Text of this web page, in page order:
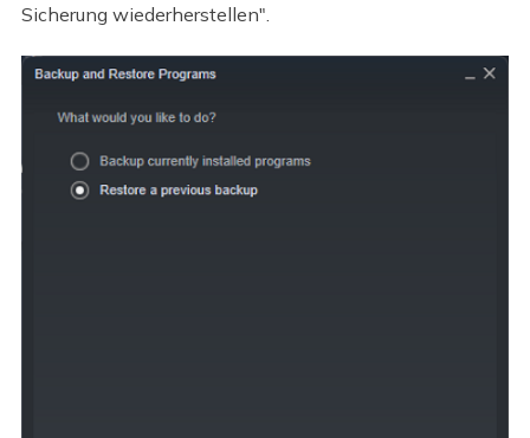
Sicherung wiederherstellen".